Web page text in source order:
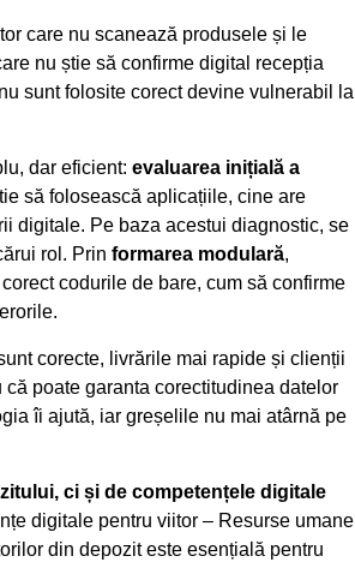
care nu scanează produsele și le
nu știe să confirme digital recepția
sunt folosite corect devine vulnerabil la
dar eficient: evaluarea inițială a
să folosească aplicațiile, cine are
digitale. Pe baza acestui diagnostic, se
rol. Prin formarea modulară,
codurile de bare, cum să confirme
corecte, livrările mai rapide și clienții
poate garanta corectitudinea datelor
îi ajută, iar greșelile nu mai atârnă pe
ci și de competențele digitale
digitale pentru viitor – Resurse umane
din depozit este esențială pentru